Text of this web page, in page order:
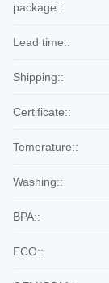
package::
Lead time::
Shipping::
Certificate::
Temerature::
Washing::
BPA::
ECO::